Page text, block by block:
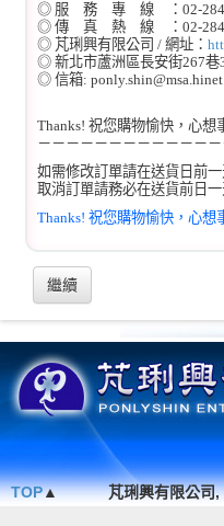
◎ 服 務 專 線 ：02-
◎ 傳 真 熱 線 ：02-
◎ 芃琍興有限公司 / 網址：
◎ 新北市蘆洲區長安街267巷
◎ 信箱:
Thanks! 祝您購物愉快，心想
－－－－－－－－－－－－
如需修改訂單請在送貨日前一
取消訂單請務必在送貨前日
Thanks! 祝您購物愉快，心想
繼續
TOP▲ 芃琍興有限公